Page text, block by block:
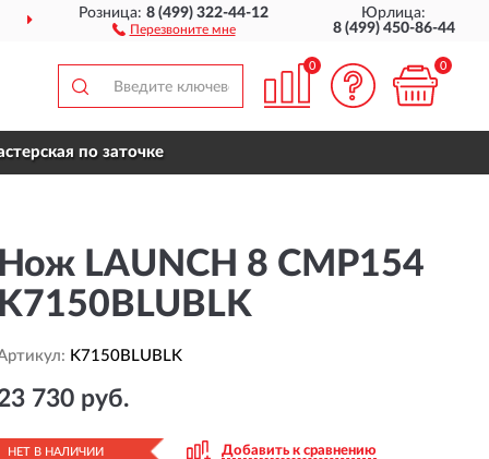
ДОСТАВИМ ПО ВСЕЙ РОССИИ
Розница:8 (499) 322-44-12
Перезвоните мне
Юрлица:
8 (499) 450-86-44
0 0
по заточке
LAUNCH 8 CMP154
K7150BLUBLK
730 руб.
НЕТ В НАЛИЧИИ Добавить к сравнению